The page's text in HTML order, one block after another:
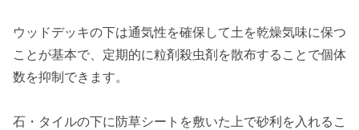
ウッドデッキの下は通気性を確保して土を乾燥気味に保つ
ことが基本で、定期的に粒剤殺虫剤を散布することで個体
数を抑制できます。
石・タイルの下に防草シートを敷いた上で砂利を入れるこ